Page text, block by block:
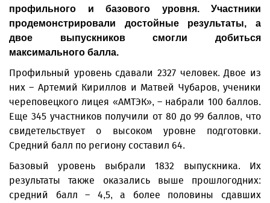
профильного и базового уровня. Участники
продемонстрировали достойные результаты, а
двое выпускников смогли добиться
максимального балла.
Профильный уровень сдавали 2327 человек. Двое из
них – Артемий Кириллов и Матвей Чубаров, ученики
череповецкого лицея «АМТЭК», – набрали 100 баллов.
Еще 345 участников получили от 80 до 99 баллов, что
свидетельствует о высоком уровне подготовки.
Средний балл по региону составил 64.
Базовый уровень выбрали 1832 выпускника. Их
результаты также оказались выше прошлогодних:
средний балл – 4,5, а более половины сдавших